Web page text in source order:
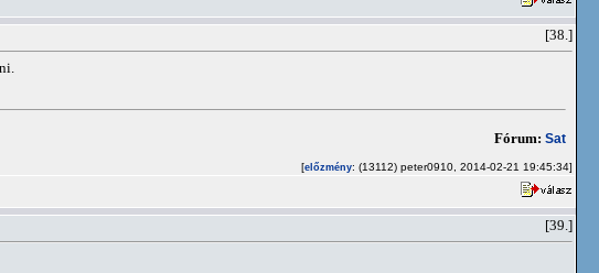
[38.]
Fórum: Sat
[előzmény: (13112) peter0910, 2014-02-21 19:45:34]
[39.]